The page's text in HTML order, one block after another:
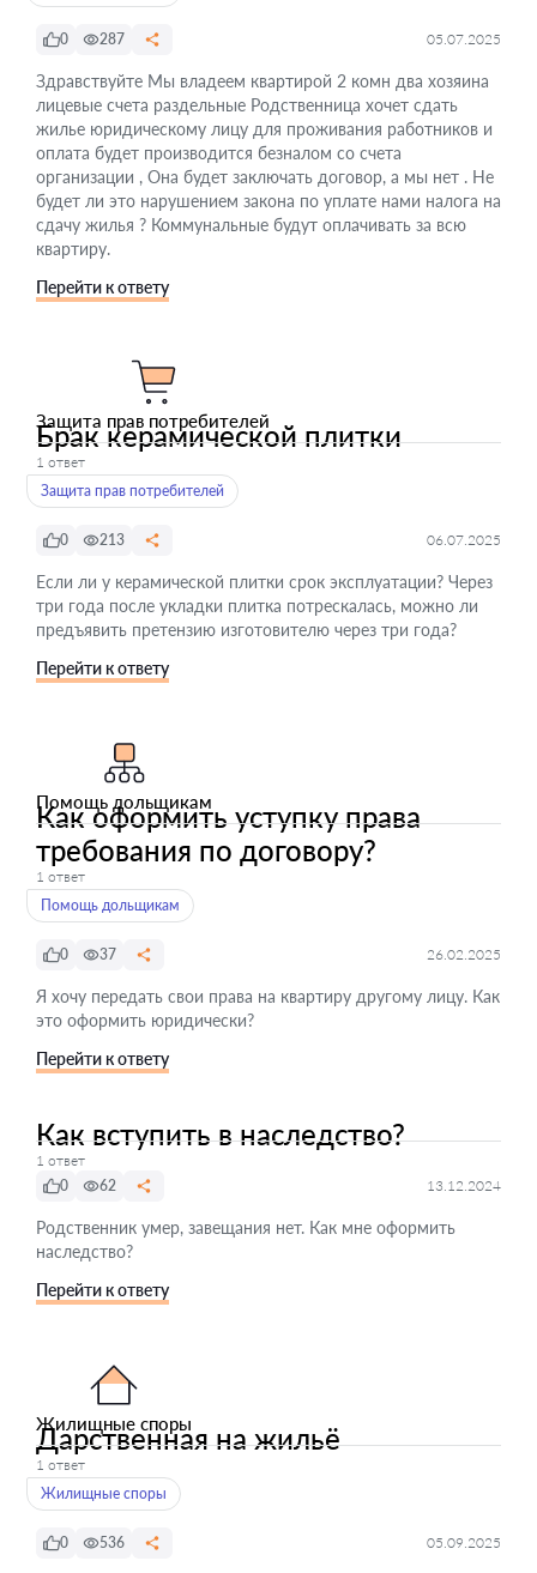
0 287 05.07.2025
Здравствуйте Мы владеем квартирой 2 комн два хозяина
лицевые счета раздельные Родственница хочет сдать
жилье юридическому лицу для проживания работников и
оплата будет производится безналом со счета
организации , Она будет заключать договор, а мы нет . Не
будет ли это нарушением закона по уплате нами налога на
сдачу жилья ? Коммунальные будут оплачивать за всю
квартиру.
Перейти к ответу
Защита прав потребителей
Брак керамической плитки
1 ответ
Защита прав потребителей
0 213 06.07.2025
Если ли у керамической плитки срок эксплуатации? Через
три года после укладки плитка потрескалась, можно ли
предъявить претензию изготовителю через три года?
Перейти к ответу
Помощь дольщикам
Как оформить уступку права
требования по договору?
1 ответ
Помощь дольщикам
0 37 26.02.2025
Я хочу передать свои права на квартиру другому лицу. Как
это оформить юридически?
Перейти к ответу
Как вступить в наследство?
1 ответ
0
62 13.12.2024
Родственник умер, завещания нет. Как мне оформить
наследство?
Перейти к ответу
Жилищные споры
Дарственная на жильё
1 ответ
Жилищные споры
0 536 05.09.2025